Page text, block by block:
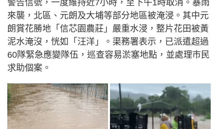
警告信號，一度維持近7小時，至下午1時取消。暴雨
來襲，北區、元朗及大埔等部分地區被淹浸。其中元
朗賞花勝地「信芯園農莊」嚴重水浸，整片花田被黃
泥水淹沒，恍如「汪洋」。渠務署表示，已派遣超過
60隊緊急應變隊伍，巡查容易淤塞地點，並處理市民
求助個案。